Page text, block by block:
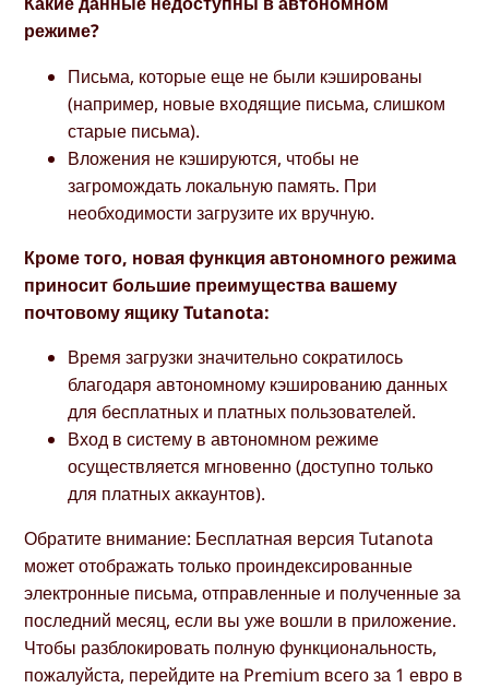
режиме?
Письма, которые еще не были кэшированы
(например, новые входящие письма, слишком
старые письма).
Вложения не кэшируются, чтобы не
загромождать локальную память. При
необходимости загрузите их вручную.
Кроме того, новая функция автономного режима
приносит большие преимущества вашему
почтовому ящику Tutanota:
Время загрузки значительно сократилось
благодаря автономному кэшированию данных
для бесплатных и платных пользователей.
Вход в систему в автономном режиме
осуществляется мгновенно (доступно только
для платных аккаунтов).
Обратите внимание: Бесплатная версия Tutanota
может отображать только проиндексированные
электронные письма, отправленные и полученные за
последний месяц, если вы уже вошли в приложение.
Чтобы разблокировать полную функциональность,
пожалуйста, перейдите на Premium всего за 1 евро в